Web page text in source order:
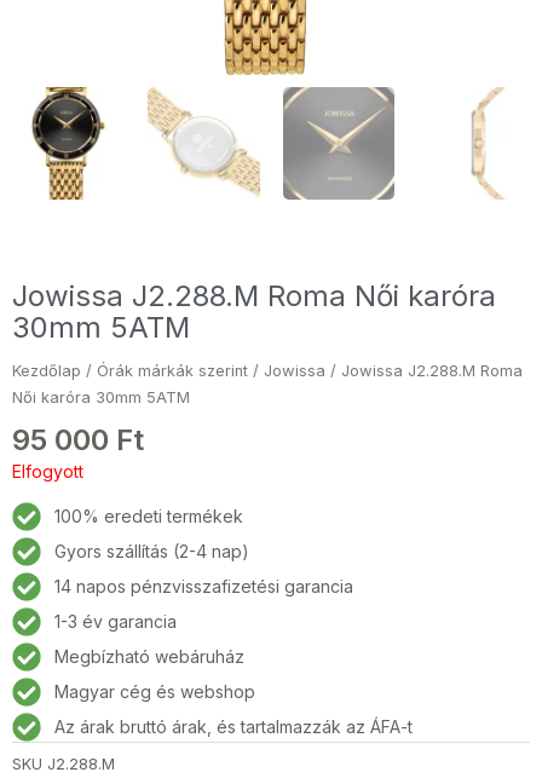
Jowissa J2.288.M Roma Női karóra
30mm 5ATM
Kezdőlap / Órák márkák szerint / Jowissa / Jowissa J2.288.M Roma
Női karóra 30mm 5ATM
95 000 Ft
Elfogyott
100% eredeti termékek
Gyors szállítás (2-4 nap)
14 napos pénzvisszafizetési garancia
1-3 év garancia
Megbízható webáruház
Magyar cég és webshop
Az árak bruttó árak, és tartalmazzák az ÁFA-t
SKU J2.288.M